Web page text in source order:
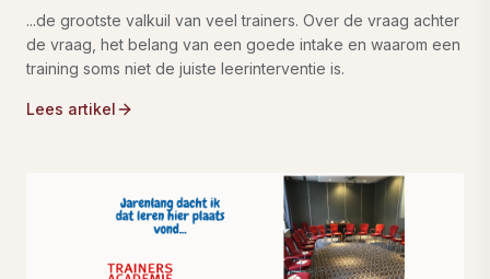
...de grootste valkuil van veel trainers. Over de vraag achter
de vraag, het belang van een goede intake en waarom een
training soms niet de juiste leerinterventie is.
Lees artikel